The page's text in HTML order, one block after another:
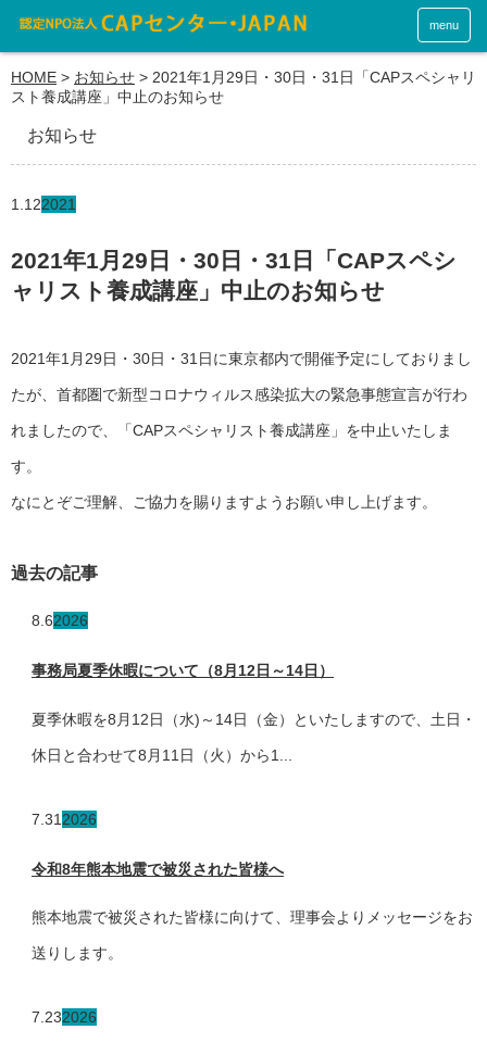
menu
HOME > お知らせ > 2021年1月29日・30日・31日「CAPスペシャリ
スト養成講座」中止のお知らせ
お知らせ
1.122021
2021年1月29日・30日・31日「CAPスペシ
ャリスト養成講座」中止のお知らせ
2021年1月29日・30日・31日に東京都内で開催予定にしておりまし
たが、首都圏で新型コロナウィルス感染拡大の緊急事態宣言が行わ
れましたので、「CAPスペシャリスト養成講座」を中止いたしま
す。
なにとぞご理解、ご協力を賜りますようお願い申し上げます。
過去の記事
8.62026
事務局夏季休暇について（8月12日～14日）
夏季休暇を8月12日（水)～14日（金）といたしますので、土日・
休日と合わせて8月11日（火）から1...
7.31 2026
令和8年熊本地震で被災された皆様へ
熊本地震で被災された皆様に向けて、理事会よりメッセージをお
送りします。
7.232026